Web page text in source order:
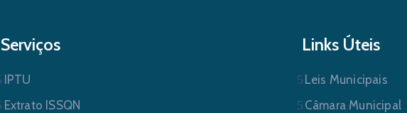
Serviços
IPTU
Extrato ISSQN
Links Úteis
Leis Municipais
Câmara Municipal